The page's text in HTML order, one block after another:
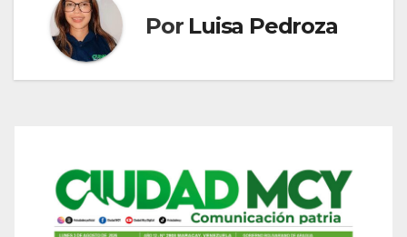
Por Luisa Pedroza